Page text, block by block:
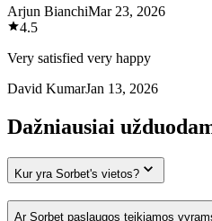
Arjun BianchiMar 23, 2026
4.5
Very satisfied very happy
David KumarJan 13, 2026
Dažniausiai
Kur yra Sorbet's vietos?
Ar Sorbet paslaugos teikiamos